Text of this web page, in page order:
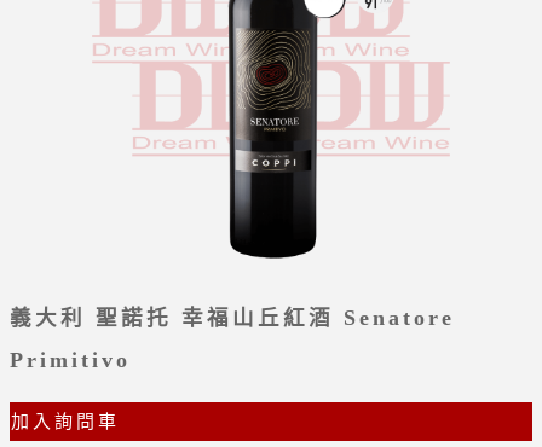
義大利 聖諾托 幸福山丘紅酒 Senatore
Primitivo
加入詢問車